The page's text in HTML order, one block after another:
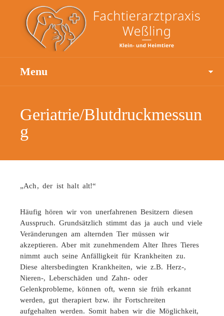
Menu
Geriatrie/Blutdruckmessun
g
„Ach, der ist halt alt!“
Häufig hören wir von unerfahrenen Besitzern diesen
Ausspruch. Grundsätzlich stimmt das ja auch und viele
Veränderungen am alternden Tier müssen wir
akzeptieren. Aber mit zunehmendem Alter Ihres Tieres
nimmt auch seine Anfälligkeit für Krankheiten zu.
Diese altersbedingten Krankheiten, wie z.B. Herz-,
Nieren-, Leberschäden und Zahn- oder
Gelenkprobleme, können oft, wenn sie früh erkannt
werden, gut therapiert bzw. ihr Fortschreiten
aufgehalten werden. Somit haben wir die Möglichkeit,